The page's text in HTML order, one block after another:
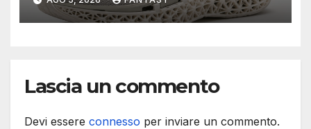
Lascia un commento
Devi essere connesso per inviare un commento.